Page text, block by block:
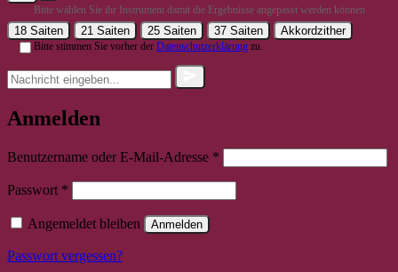
Bitte wählen Sie ihr Instrument damit die Ergebnisse angepasst werden können
18 Saiten 21 Saiten 25 Saiten 37 Saiten Akkordzither
Bitte stimmen Sie vorher der Datenschutzerklärung zu.
Anmelden
Benutzername oder E-Mail-Adresse *
Passwort *
Angemeldet bleiben Anmelden
Passwort vergessen?